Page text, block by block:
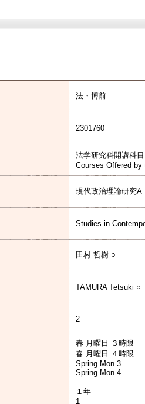
法・博前
2301760
法学研究科開講科目
Courses Offered by
現代政治理論研究A
Studies in
田村 哲樹 ○
TAMURA Tetsuki ○
2
春 月曜日 ３時限
春 月曜日 ４時限
Spring Mon 3
Spring Mon 4
１年
1